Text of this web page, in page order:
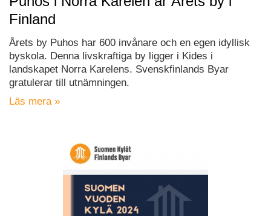
Finland
Årets by Puhos har 600 invånare och en egen idyllisk
byskola. Denna livskraftiga by ligger i Kides i
landskapet Norra Karelens. Svenskfinlands Byar
gratulerar till utnämningen.
Läs mera »